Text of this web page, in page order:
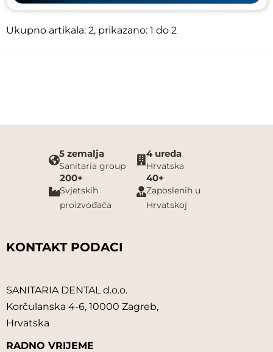
Ukupno artikala: 2, prikazano: 1 do 2
5 zemalja
Sanitaria group
4 ureda
Hrvatska
200+
Svjetskih
proizvođača
40+
Zaposlenih u
Hrvatskoj
KONTAKT PODACI
SANITARIA DENTAL d.o.o.
Korčulanska 4-6, 10000 Zagreb,
Hrvatska
RADNO VRIJEME